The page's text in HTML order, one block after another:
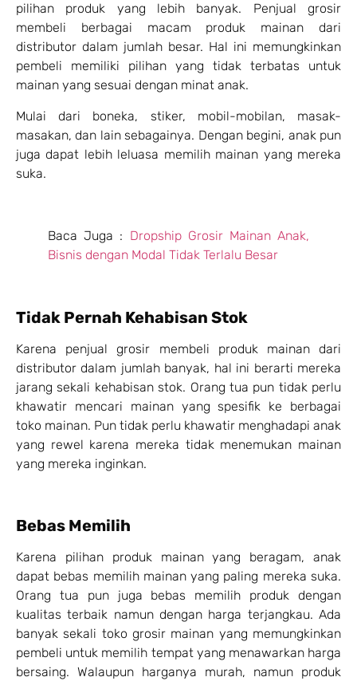
pilihan produk yang lebih banyak. Penjual grosir
membeli berbagai macam produk mainan dari
distributor dalam jumlah besar. Hal ini memungkinkan
pembeli memiliki pilihan yang tidak terbatas untuk
mainan yang sesuai dengan minat anak.
Mulai dari boneka, stiker, mobil-mobilan, masak-
masakan, dan lain sebagainya. Dengan begini, anak pun
juga dapat lebih leluasa memilih mainan yang mereka
suka.
Baca Juga : Dropship Grosir Mainan Anak,
Bisnis dengan Modal Tidak Terlalu Besar
Tidak Pernah Kehabisan Stok
Karena penjual grosir membeli produk mainan dari
distributor dalam jumlah banyak, hal ini berarti mereka
jarang sekali kehabisan stok. Orang tua pun tidak perlu
khawatir mencari mainan yang spesifik ke berbagai
toko mainan. Pun tidak perlu khawatir menghadapi anak
yang rewel karena mereka tidak menemukan mainan
yang mereka inginkan.
Bebas Memilih
Karena pilihan produk mainan yang beragam, anak
dapat bebas memilih mainan yang paling mereka suka.
Orang tua pun juga bebas memilih produk dengan
kualitas terbaik namun dengan harga terjangkau. Ada
banyak sekali toko grosir mainan yang memungkinkan
pembeli untuk memilih tempat yang menawarkan harga
bersaing. Walaupun harganya murah, namun produk